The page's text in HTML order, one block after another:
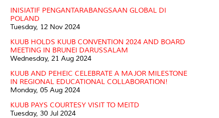
INISIATIF PENGANTARABANGSAAN GLOBAL DI
POLAND
Tuesday, 12 Nov 2024
KUUB HOLDS KUUB CONVENTION 2024 AND BOARD
MEETING IN BRUNEI DARUSSALAM
Wednesday, 21 Aug 2024
KUUB AND PEHEIC CELEBRATE A MAJOR MILESTONE
IN REGIONAL EDUCATIONAL COLLABORATION!
Monday, 05 Aug 2024
KUUB PAYS COURTESY VISIT TO MEITD
Tuesday, 30 Jul 2024